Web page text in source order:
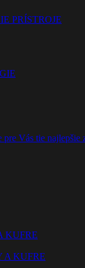
PRÍSTROJE
pre Vás tie
KUFRE
A KUFRE